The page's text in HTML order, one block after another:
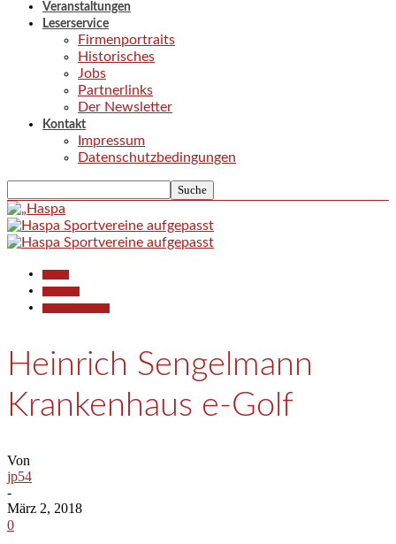
Veranstaltungen
Leserservice
Firmenportraits
Historisches
Jobs
Partnerlinks
Der Newsletter
Kontakt
Impressum
Datenschutzbedingungen
Heinrich Sengelmann
Krankenhaus e-Golf
Von
jp54
-
März 2, 2018
0